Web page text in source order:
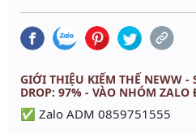
GIỚI THIỆU KIẾM THẾ NEWW -
DROP: 97% - VÀO NHÓM ZALO
✅ Zalo ADM 0859751555